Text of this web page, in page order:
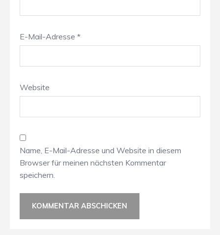
E-Mail-Adresse *
Website
Name, E-Mail-Adresse und Website in diesem
Browser für meinen nächsten Kommentar
speichern.